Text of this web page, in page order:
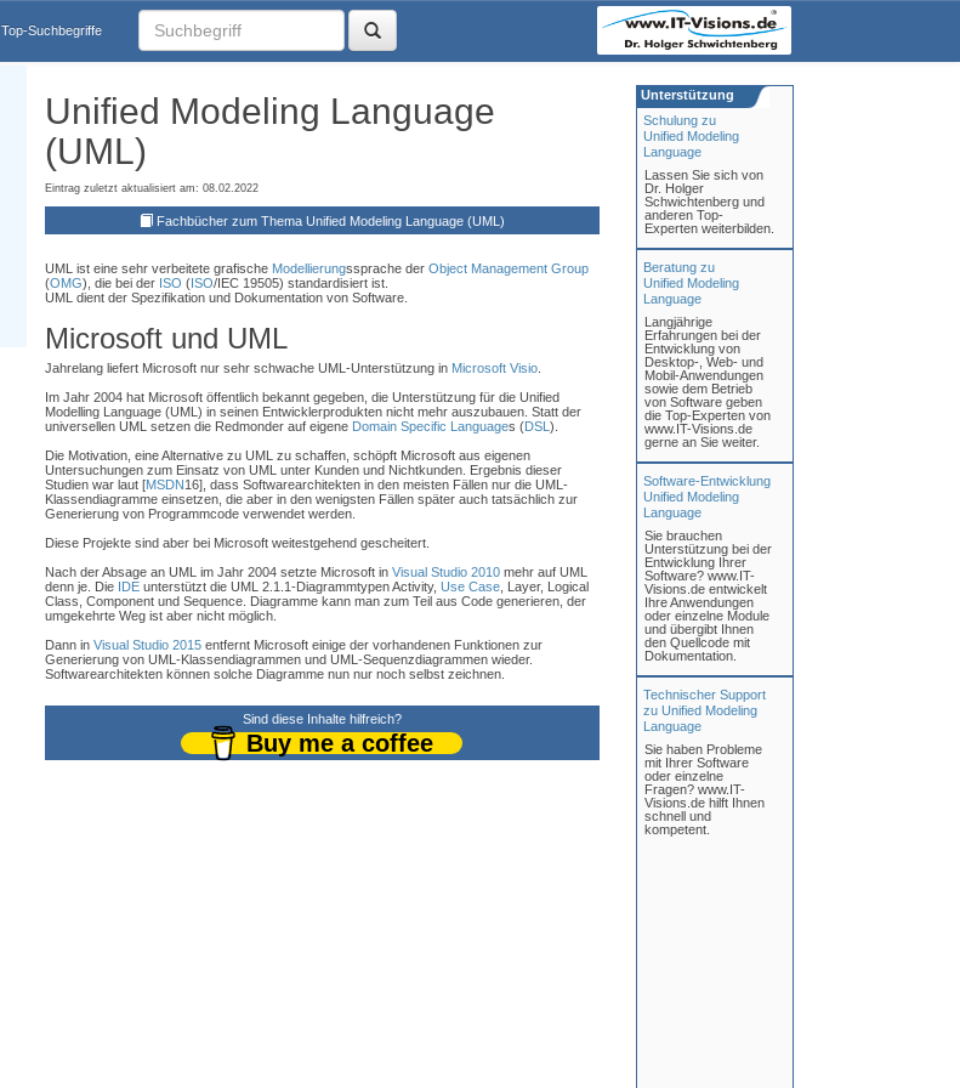
Top-Suchbegriffe
Unified Modeling Language
(UML)
Eintrag zuletzt aktualisiert am: 08.02.2022
Fachbücher zum Thema Unified Modeling Language (UML)
UML ist eine sehr verbeitete grafische Modellierungssprache der Object Management Group
(OMG), die bei der ISO (ISO/IEC 19505) standardisiert ist.
UML dient der Spezifikation und Dokumentation von Software.
Microsoft und UML
Jahrelang liefert Microsoft nur sehr schwache UML-Unterstützung in Microsoft Visio.
Im Jahr 2004 hat Microsoft öffentlich bekannt gegeben, die Unterstützung für die Unified
Modelling Language (UML) in seinen Entwicklerprodukten nicht mehr auszubauen. Statt der
universellen UML setzen die Redmonder auf eigene Domain Specific Languages (DSL ).
Die Motivation, eine Alternative zu UML zu schaffen, schöpft Microsoft aus eigenen
Untersuchungen zum Einsatz von UML unter Kunden und Nichtkunden. Ergebnis dieser
Studien war laut [MSDN16], dass Softwarearchitekten in den meisten Fällen nur die UML-
Klassendiagramme einsetzen, die aber in den wenigsten Fällen später auch tatsächlich zur
Generierung von Programmcode verwendet werden.
Diese Projekte sind aber bei Microsoft weitestgehend gescheitert.
Nach der Absage an UML im Jahr 2004 setzte Microsoft in Visual Studio 2010mehr auf UML
denn je. Die IDEunterstützt die UML 2.1.1-Diagrammtypen Activity, Use Case, Layer, Logical
Class, Component und Sequence. Diagramme kann man zum Teil aus Code generieren, der
umgekehrte Weg ist aber nicht möglich.
Dann in Visual Studio 2015entfernt Microsoft einige der vorhandenen Funktionen zur
Generierung von UML-Klassendiagrammen und UML-Sequenzdiagrammen wieder.
Softwarearchitekten können solche Diagramme nun nur noch selbst zeichnen.
Sind diese Inhalte hilfreich?
Buy me a coffee
Schulung zu
Unified Modeling
Language
Lassen Sie sich von
Dr. Holger
Schwichtenberg und
anderen Top-
Experten weiterbilden.
Beratung zu
Unified Modeling
Language
Langjährige
Erfahrungen bei der
Entwicklung von
Desktop-, Web- und
Mobil-Anwendungen
sowie dem Betrieb
von Software geben
die Top-Experten von
www.IT-Visions.de
gerne an Sie weiter.
Software-Entwicklung
Unified Modeling
Language
Sie brauchen
Unterstützung bei der
Entwicklung Ihrer
Software? www.IT-
Visions.de entwickelt
Ihre Anwendungen
oder einzelne Module
und übergibt Ihnen
den Quellcode mit
Dokumentation.
Technischer Support
zu Unified Modeling
Language
Sie haben Probleme
mit Ihrer Software
oder einzelne
Fragen? www.IT-
Visions.de hilft Ihnen
schnell und
kompetent.
Unterstützung